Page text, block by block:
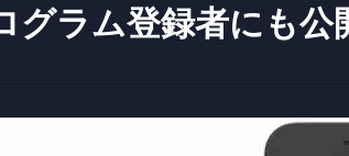
グラム登録者にも公